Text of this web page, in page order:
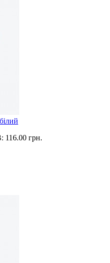
116.00 грн.